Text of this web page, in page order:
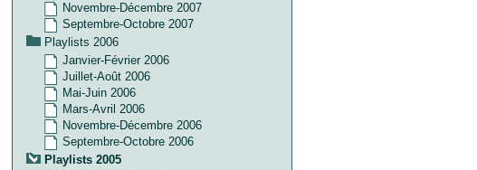
Novembre-Décembre 2007
Septembre-Octobre 2007
Playlists 2006
Janvier-Février 2006
Juillet-Août 2006
Mai-Juin 2006
Mars-Avril 2006
Novembre-Décembre 2006
Septembre-Octobre 2006
Playlists 2005